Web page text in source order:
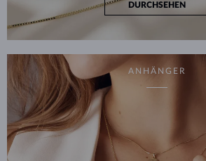
DURCHSEHEN
ANHÄNGER